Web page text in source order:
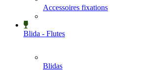
Accessoires fixations
Blida - Flutes
Blidas